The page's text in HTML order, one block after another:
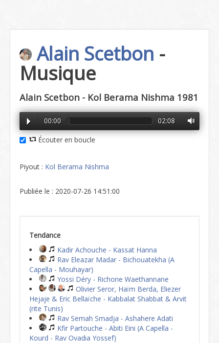
Alain Scetbon -
Musique
Alain Scetbon - Kol Berama Nishma 1981
00:00 02:08
Écouter en boucle
Piyout : Kol Berama Nishma
Publiée le : 2020-07-26 14:51:00
Tendance
Kadir Achouche - Kassat Hanna
Rav Eleazar Madar - Bichouatekha (A
Capella - Mouhayar)
Yossi Déry - Richone Waethannane
Olivier Seror, Haïm Berda, Eliezer
Hejaje & Eric Bellaïche - Kabbalat Shabbat & Arvit
(rite Tunis)
Rav Semah Smadja - Ashahere Adati
Kfir Partouche - Abiti Eini (A Capella -
Kourd - Rav Ovadia Yossef)